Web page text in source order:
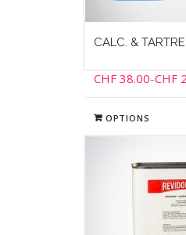
CALC. & TARTRE
CHF38.00–CHF
OPTIONS